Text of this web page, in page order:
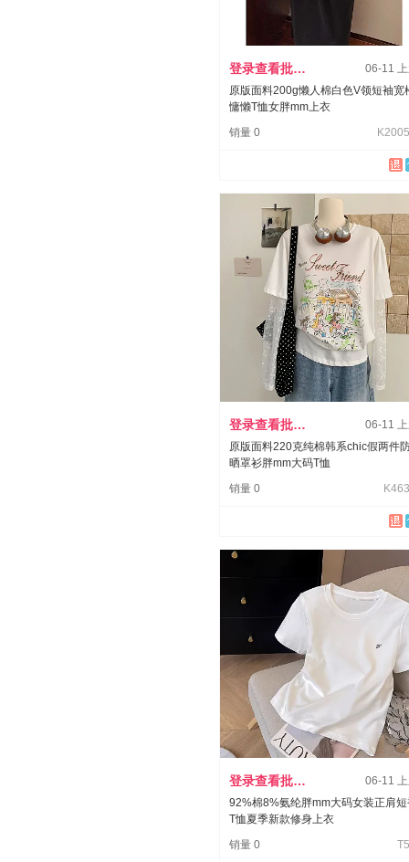
登录查看批发价
06-11
原版面料200g懒人棉白色V领短袖宽
慵懒T恤女胖mm上衣
销量 0
登录查看批发价
06-11
原版面料220克纯棉韩系chic假两件
晒罩衫胖mm大码T恤
销量 0
登录查看批发价
06-11
92%棉8%氨纶胖mm大码女装正肩
T恤夏季新款修身上衣
销量 0